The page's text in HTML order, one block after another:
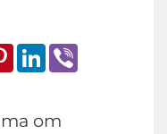
Pinterest
LinkedIn
от